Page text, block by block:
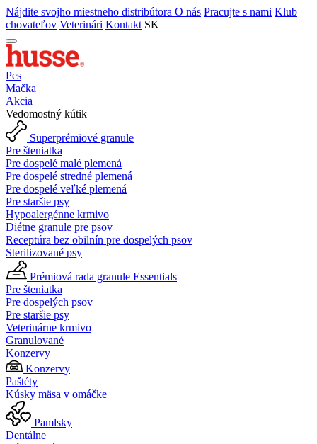
Nájdite svojho miestneho distribútora O nás Pracujte s nami Klub
chovateľov Veterinári Kontakt SK
Pes
Mačka
Akcia
Vedomostný kútik
Superprémiové granule
Pre šteniatka
Pre dospelé malé plemená
Pre dospelé stredné plemená
Pre dospelé veľké plemená
Pre staršie psy
Hypoalergénne krmivo
Diétne granule pre psov
Receptúra bez obilnín pre dospelých psov
Sterilizované psy
Prémiová rada granule Essentials
Pre šteniatka
Pre dospelých psov
Pre staršie psy
Veterinárne krmivo
Granulované
Konzervy
Konzervy
Paštéty
Kúsky mäsa v omáčke
Pamlsky
Dentálne